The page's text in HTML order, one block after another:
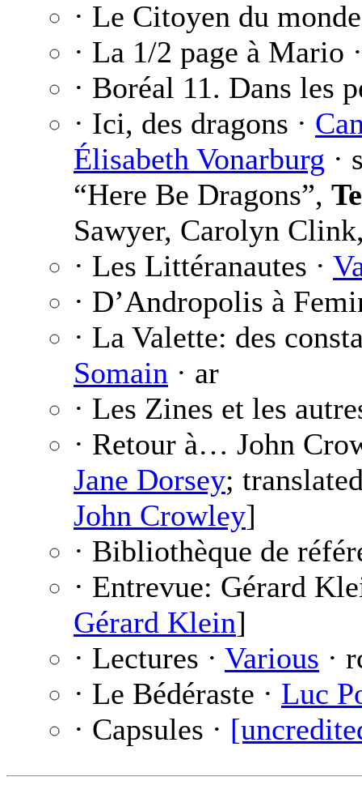
· Le Citoyen du
· La 1/2 page à Mario
· Boréal 11. Dans les
· Ici, des dragons ·
Élisabeth Vonarburg ·
“Here Be Dragons”,
Sawyer, Carolyn
· Les Littéranautes ·
· D’Andropolis à
· La Valette: des
Somain · ar
· Les Zines et les
· Retour à… John
Jane Dorsey;
John Crowley]
· Bibliothèque de
· Entrevue: Gérard
Gérard Klein]
· Lectures · Various ·
· Le Bédéraste · Luc
· Capsules ·